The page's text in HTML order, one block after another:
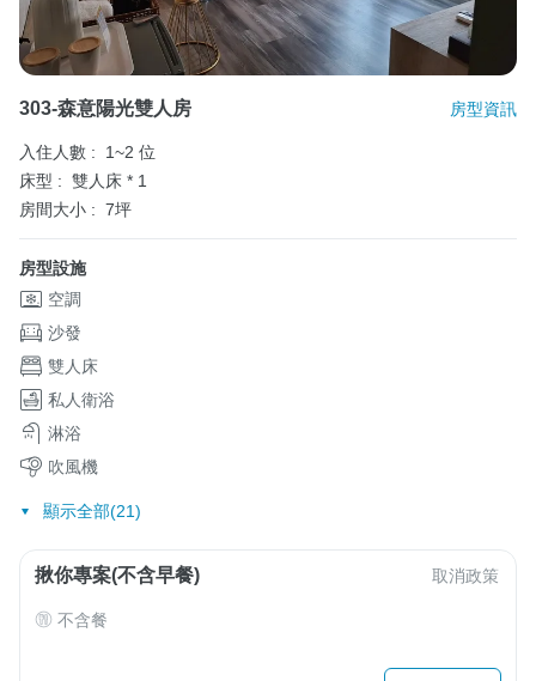
303-森意陽光雙人房 房型資訊
入住人數 :
1~2 位
床型 : 雙人床 * 1
房間大小 : 7坪
房型設施
空調
沙發
雙人床
私人衛浴
淋浴
吹風機
顯示全部(21)
揪你專案(不含早餐) 取消政策
不含餐